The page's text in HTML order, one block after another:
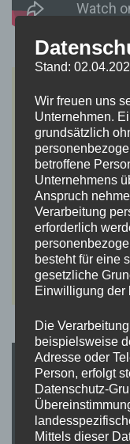
Stand:
Wir freuen uns
Unternehmen.
grundsätzlich
betroffene
Unternehmens
Anspruch
Verarbeitung
erforderlich
besteht für eine
gesetzliche
Einwilligung der
Die
beispielsweise
Adresse oder
Person, erfolgt
Datenschutz-
Mittels dieser